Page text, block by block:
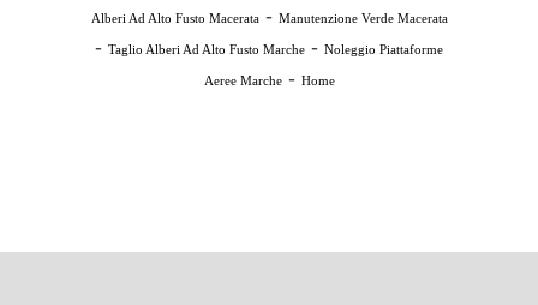
Alberi Ad Alto Fusto Macerata- Manutenzione Verde Macerata
- Taglio Alberi Ad Alto Fusto Marche - Noleggio Piattaforme
Aeree Marche- Home